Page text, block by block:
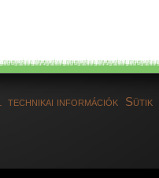
technikai információk Sütik